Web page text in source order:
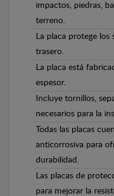
impactos, piedras,
terreno.
La placa protege
trasero.
La placa está
espesor.
Incluye tornillos,
necesarios para la
Todas las placas
anticorrosiva para
durabilidad.
Las placas de
para mejorar la